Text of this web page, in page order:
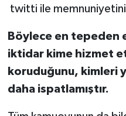
twitti ile
Böylece en tepeden
iktidar kime hizmet
koruduğunu, kimleri
daha ispatlamıştır.